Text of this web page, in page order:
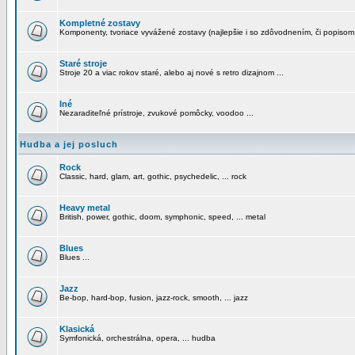
Kompletné zostavy
Komponenty, tvoriace vyvážené zostavy (najlepšie i so zdôvodnením, či
Staré stroje
Stroje 20 a viac rokov staré, alebo aj nové s retro dizajnom ...
Iné
Nezaraditeľné prístroje, zvukové pomôcky, voodoo ...
Hudba a jej posluch
Rock
Classic, hard, glam, art, gothic, psychedelic, ... rock
Heavy metal
British, power, gothic, doom, symphonic, speed, ... metal
Blues
Blues ...
Jazz
Be-bop, hard-bop, fusion, jazz-rock, smooth, ... jazz
Klasická
Symfonická, orchestrálna, opera, ... hudba